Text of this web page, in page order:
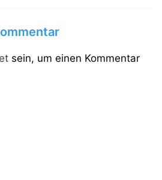
sein, um einen Kommentar